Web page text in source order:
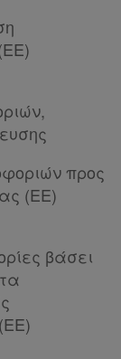
προς
(ΕΕ)
βάσει